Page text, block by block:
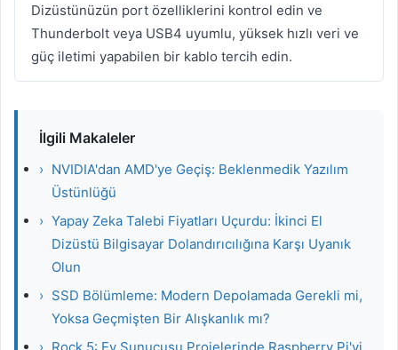
Dizüstünüzün port özelliklerini kontrol edin ve
Thunderbolt veya USB4 uyumlu, yüksek hızlı veri ve
güç iletimi yapabilen bir kablo tercih edin.
İlgili Makaleler
› NVIDIA'dan AMD'ye Geçiş: Beklenmedik Yazılım
Üstünlüğü
› Yapay Zeka Talebi Fiyatları Uçurdu: İkinci El
Dizüstü Bilgisayar Dolandırıcılığına Karşı Uyanık
Olun
› SSD Bölümleme: Modern Depolamada Gerekli mi,
Yoksa Geçmişten Bir Alışkanlık mı?